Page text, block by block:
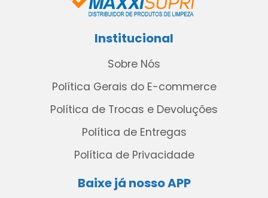
Institucional
Sobre Nós
Política Gerais do E-commerce
Política de Trocas e Devoluções
Política de Entregas
Política de Privacidade
Baixe já nosso APP